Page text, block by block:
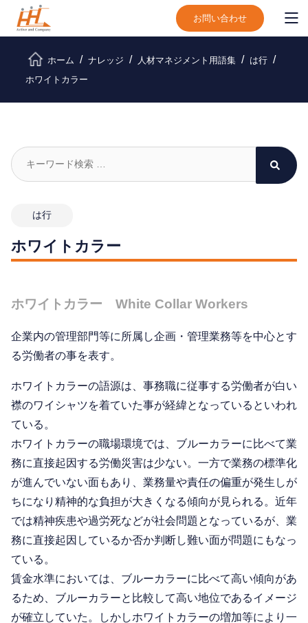
お問い合わせ
ホーム ナレッジ 人材マネジメント用語集
は行
ホワイトカラー
は行
ホワイトカラー
ホワイトカラー White Collar Workers
企業内の管理部門等に所属し企画・管理業務等を中心とす
る労働者の事を表す。
ホワイトカラーの語源は、事務職に従事する労働者が白い
襟のワイシャツを着ていた事が経緯となっているといわれ
ている。
ホワイトカラーの職場環境では、ブルーカラーに比べて業
務に直接起因する労働災害は少ない。一方で業務の標準化
が進んでいない面もあり、業務量や責任の偏重が発生しが
ちになり精神的な負担が大きくなる傾向が見られる。近年
では精神疾患や過労死などが社会問題となっているが、業
務に直接起因しているか否か判断し難い面が問題にもなっ
ている。
賃金水準においては、ブルーカラーに比べて高い傾向があ
るため、ブルーカラーと比較して高い地位であるイメージ
が確立していた。しかしホワイトカラーの増加等により一